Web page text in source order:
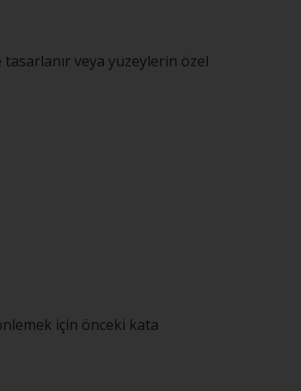
veya yüzeylerin özel
için önceki kata